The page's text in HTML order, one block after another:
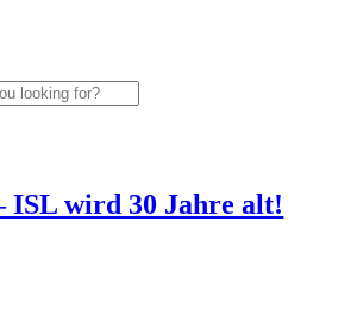
ISL wird 30 Jahre alt!